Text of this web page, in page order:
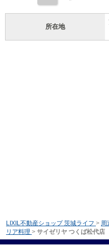
所在地
LIXIL不動産ショップ 茨城ライフ > 周
リア料理 > サイゼリヤ つくば松代店